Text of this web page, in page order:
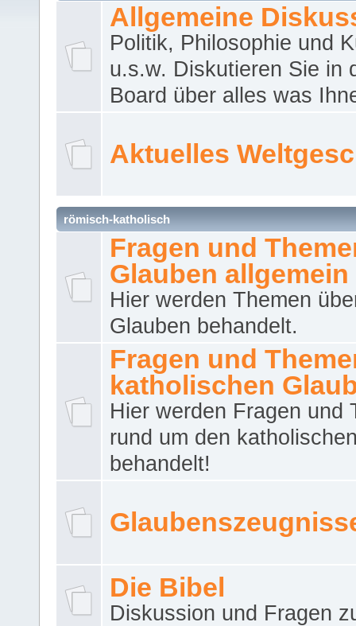
Allgemeine
Politik, Philosophie und
u.s.w. Diskutieren Sie in
Board über alles was
Aktuelles
römisch-katholisch
Fragen und
Glauben allgemein
Hier werden Themen
Glauben behandelt.
Fragen und
katholischen
Hier werden Fragen und
rund um den
behandelt!
Die Bibel
Diskussion und Fragen